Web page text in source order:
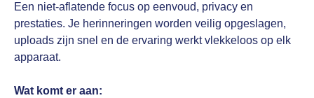
Een niet-aflatende focus op eenvoud, privacy en
prestaties. Je herinneringen worden veilig opgeslagen,
uploads zijn snel en de ervaring werkt vlekkeloos op elk
apparaat.
Wat komt er aan: